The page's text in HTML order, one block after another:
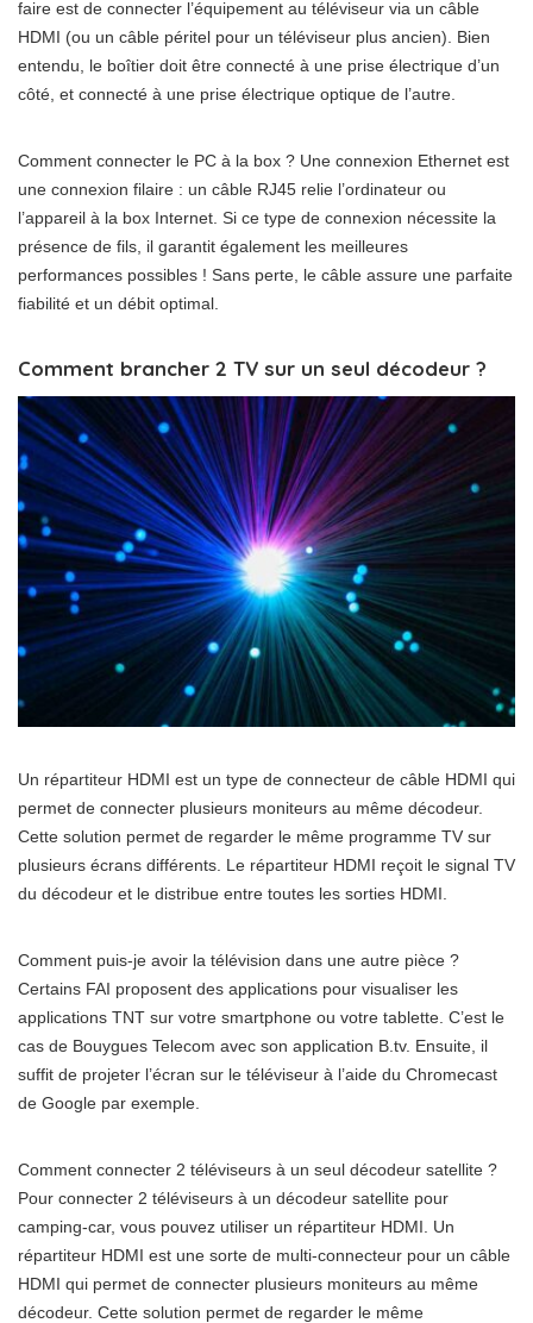
faire est de connecter l’équipement au téléviseur via un câble
HDMI (ou un câble péritel pour un téléviseur plus ancien). Bien
entendu, le boîtier doit être connecté à une prise électrique d’un
côté, et connecté à une prise électrique optique de l’autre.
Comment connecter le PC à la box ? Une connexion Ethernet est
une connexion filaire : un câble RJ45 relie l’ordinateur ou
l’appareil à la box Internet. Si ce type de connexion nécessite la
présence de fils, il garantit également les meilleures
performances possibles ! Sans perte, le câble assure une parfaite
fiabilité et un débit optimal.
Comment brancher 2 TV sur un seul décodeur ?
Un répartiteur HDMI est un type de connecteur de câble HDMI qui
permet de connecter plusieurs moniteurs au même décodeur.
Cette solution permet de regarder le même programme TV sur
plusieurs écrans différents. Le répartiteur HDMI reçoit le signal TV
du décodeur et le distribue entre toutes les sorties HDMI.
Comment puis-je avoir la télévision dans une autre pièce ?
Certains FAI proposent des applications pour visualiser les
applications TNT sur votre smartphone ou votre tablette. C’est le
cas de Bouygues Telecom avec son application B.tv. Ensuite, il
suffit de projeter l’écran sur le téléviseur à l’aide du Chromecast
de Google par exemple.
Comment connecter 2 téléviseurs à un seul décodeur satellite ?
Pour connecter 2 téléviseurs à un décodeur satellite pour
camping-car, vous pouvez utiliser un répartiteur HDMI. Un
répartiteur HDMI est une sorte de multi-connecteur pour un câble
HDMI qui permet de connecter plusieurs moniteurs au même
décodeur. Cette solution permet de regarder le même